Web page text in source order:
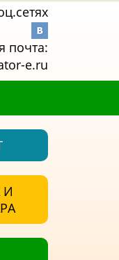
почта:
e.ru
И